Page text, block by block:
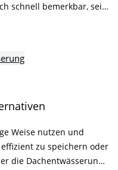
schnell bemerkbar, sei
Weise nutzen und
zu speichern oder
die Dachentwässerung